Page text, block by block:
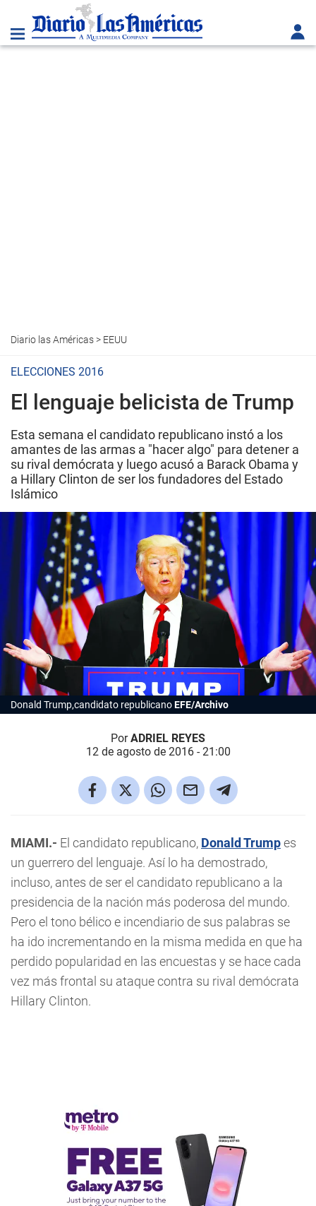
Diario las Américas> EEUU
ELECCIONES 2016
El lenguaje belicista de Trump
Esta semana el candidato republicano instó a los
amantes de las armas a "hacer algo" para detener a
su rival demócrata y luego acusó a Barack Obama y
a Hillary Clinton de ser los fundadores del Estado
Islámico
Donald Trump,candidato republicanoEFE/Archivo
PorADRIEL REYES
12 de agosto de 2016 - 21:00
MIAMI.- El candidato republicano, Donald Trumpes
un guerrero del lenguaje. Así lo ha demostrado,
incluso, antes de ser el candidato republicano a la
presidencia de la nación más poderosa del mundo.
Pero el tono bélico e incendiario de sus palabras se
ha ido incrementando en la misma medida en que ha
perdido popularidad en las encuestas y se hace cada
vez más frontal su ataque contra su rival demócrata
Hillary Clinton.